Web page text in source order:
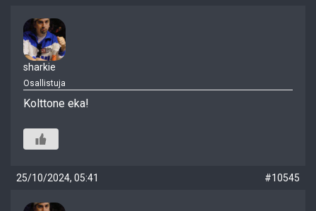
sharkie
Osallistuja
Kolttone eka!
25/10/2024, 05:41 #10545